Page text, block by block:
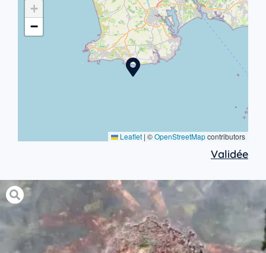
+
−
Leaflet | ©OpenStreetMapcontributors
Validée